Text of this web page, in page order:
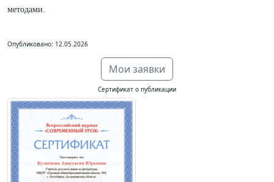
методами.
Опубликовано: 12.05.2026
Мои заявки
Сертификат о публикации